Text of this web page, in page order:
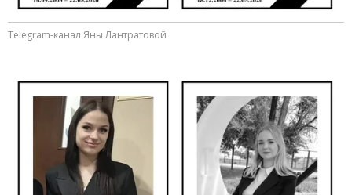
Telegram-канал Яны Лантратовой